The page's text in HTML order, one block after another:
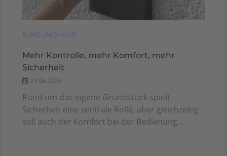
RUND UM'S HAUS
Mehr Kontrolle, mehr Komfort, mehr
Sicherheit
23.06.2026
Rund um das eigene Grundstück spielt
Sicherheit eine zentrale Rolle, aber gleichzeitig
soll auch der Komfort bei der Bedienung...